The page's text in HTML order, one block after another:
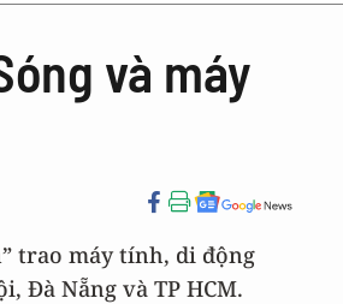
và máy
trao máy tính, di động
Đà Nẵng và TP HCM.